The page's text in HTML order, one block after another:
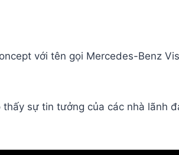
với tên gọi Mercedes-Benz
sự tin tưởng của các nhà lãnh